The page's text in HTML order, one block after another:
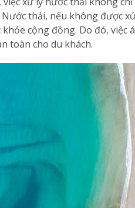
thải, nếu không được
cộng đồng. Do đó,
toàn cho du khách.